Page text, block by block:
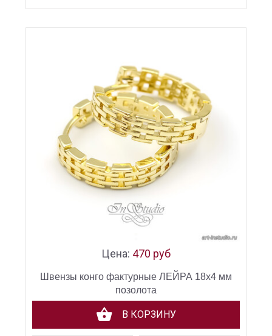
Цена: 470 руб
Швензы конго фактурные ЛЕЙРА 18х4 мм
позолота
В КОРЗИНУ